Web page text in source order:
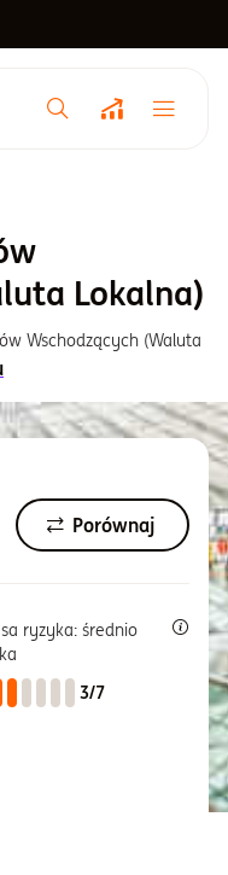
Lokalna)
Wschodzących (Waluta
Porównaj
ryzyka: średnio
3/7